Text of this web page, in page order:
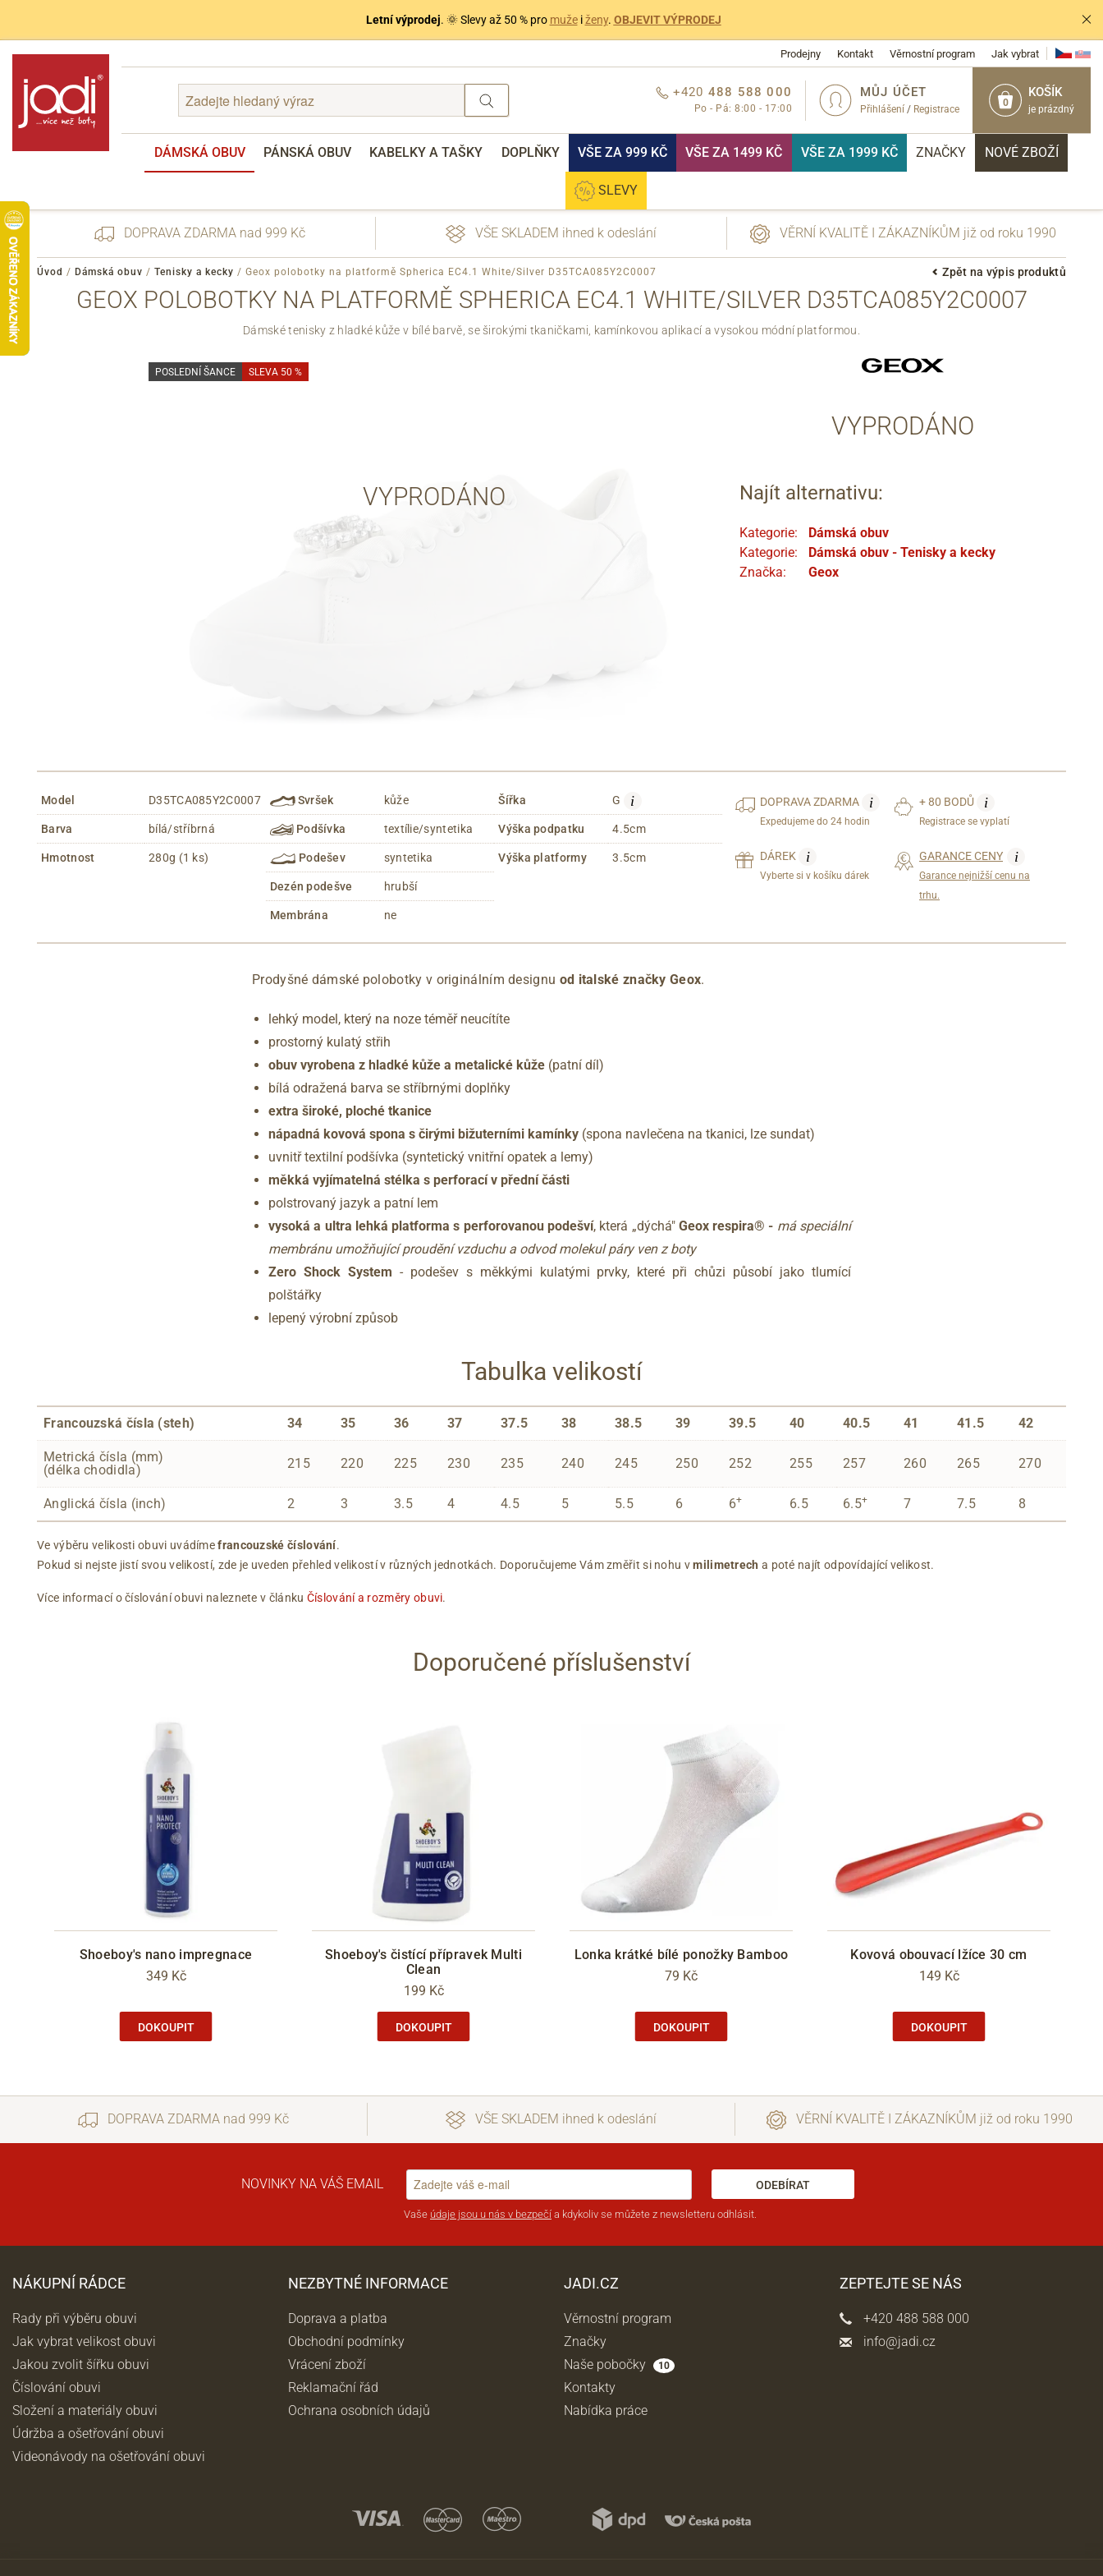
Letní výprodej. 🌞 Slevy až 50 % pro mužeiženy. OBJEVIT VÝPRODEJ
Prodejny Kontakt Věrnostní program Jak vybrat
0
KOŠÍK
je prázdný
MŮJ ÚČET
Přihlášení / Registrace
+420 488 588 000
Po - Pá: 8:00 - 17:00
DÁMSKÁ OBUV PÁNSKÁ OBUV KABELKY A TAŠKY DOPLŇKY VŠE ZA 999 KČ VŠE ZA 1499 KČ VŠE ZA 1999 KČ ZNAČKY NOVÉ ZBOŽÍ
SLEVY
Zapomenuté heslo
DOPRAVA ZDARMA nad 999 Kč VŠE SKLADEM ihned k odeslání VĚRNÍ KVALITĚ I ZÁKAZNÍKŮM již od roku 1990
Zpět na výpis produktů
Úvod / Dámská obuv / Tenisky a kecky / Geox polobotky na platformě Spherica EC4.1 White/Silver D35TCA085Y2C0007
GEOX POLOBOTKY NA PLATFORMĚ SPHERICA EC4.1 WHITE/SILVER D35TCA085Y2C0007
Dámské tenisky z hladké kůže v bílé barvě, se širokými tkaničkami, kamínkovou aplikací a vysokou módní platformou.
VYPRODÁNO
POSLEDNÍ ŠANCE SLEVA 50 %
VYPRODÁNO
Najít alternativu:
Kategorie:
Dámská obuv
Kategorie:
Dámská obuv - Tenisky a kecky
Značka:
Geox
Model D35TCA085Y2C0007
Barva bílá/stříbrná
Hmotnost 280g (1 ks)
Svršek kůže
Podšívka textílie/syntetika
Podešev syntetika
Dezén podešve hrubší
Membrána ne
Šířka G i
Výška podpatku 4.5cm
Výška platformy 3.5cm
DOPRAVAZDARMA i
Expedujeme do 24 hodin
+ 80 BODŮ i
Registrace se vyplatí
DÁREK i
Vyberte si v košíku dárek
GARANCE CENY i
Garance nejnižší cenu na
trhu.
Prodyšné dámské polobotky v originálním designu od italské značky Geox.
lehký model, který na noze téměř neucítíte
prostorný kulatý střih
obuv vyrobena z hladké kůže a metalické kůže (patní díl)
bílá odražená barva se stříbrnými doplňky
extra široké, ploché tkanice
nápadná kovová spona s čirými bižuterními kamínky (spona navlečena na tkanici, lze sundat)
uvnitř textilní podšívka (syntetický vnitřní opatek a lemy)
měkká vyjímatelná stélka s perforací v přední části
polstrovaný jazyk a patní lem
vysoká a ultra lehká platforma s perforovanou podešví, která „dýchá" Geox respira® - má speciální
membránu umožňující proudění vzduchu a odvod molekul páry ven z boty
Zero Shock System - podešev s měkkými kulatými prvky, které při chůzi působí jako tlumící
polštářky
lepený výrobní způsob
Tabulka velikostí
Francouzská čísla (steh) 34 35 36 37 37.5 38 38.5 39 39.5 40 40.5 41 41.5 42
Metrická čísla (mm)
(délka chodidla)
215 220 225 230 235 240 245 250 252 255 257 260 265 270
Anglická čísla (inch) 2 3 3.5 4 4.5 5 5.5 6 6+ 6.5 6.5+ 7 7.5 8
Ve výběru velikosti obuvi uvádímefrancouzské číslování.
Pokud si nejste jistí svou velikostí, zde je uveden přehled velikostí v různých jednotkách. Doporučujeme Vám změřit si nohu vmilimetrech a poté najít odpovídající velikost.
Více informací o číslování obuvi naleznete v článku Číslování a rozměry obuvi.
Doporučené příslušenství
Shoeboy's nano impregnace
349 Kč
DOKOUPIT
Shoeboy's čistící přípravek Multi
Clean
199 Kč
DOKOUPIT
Lonka krátké bílé ponožky Bamboo
79 Kč
DOKOUPIT
Kovová obouvací lžíce 30 cm
149 Kč
DOKOUPIT
DOPRAVA ZDARMA nad 999 Kč VŠE SKLADEM ihned k odeslání VĚRNÍ KVALITĚ I ZÁKAZNÍKŮM již od roku 1990
NOVINKY NA VÁŠ EMAIL ODEBÍRAT
Vaše údaje jsou u nás v bezpečí a kdykoliv se můžete z newsletteru odhlásit.
NÁKUPNÍ RÁDCE
Rady při výběru obuvi
Jak vybrat velikost obuvi
Jakou zvolit šířku obuvi
Číslování obuvi
Složení a materiály obuvi
Údržba a ošetřování obuvi
Videonávody na ošetřování obuvi
NEZBYTNÉ INFORMACE
Doprava a platba
Obchodní podmínky
Vrácení zboží
Reklamační řád
Ochrana osobních údajů
JADI.CZ
Věrnostní program
Značky
Naše pobočky
10
Kontakty
Nabídka práce
ZEPTEJTE SE NÁS
+420 488 588 000
info@jadi.cz